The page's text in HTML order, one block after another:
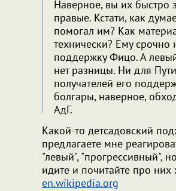
Наверное, вы их быстро
правые. Кстати, как
помогал им? Как
технически? Ему срочно
поддержку Фицо. А
нет разницы. Ни для
получателей его
болгары, наверное,
АдГ.
Какой-то детсадовский
предлагаете мне
"левый", "прогрессивный",
идите и почитайте про них
en.wikipedia.org